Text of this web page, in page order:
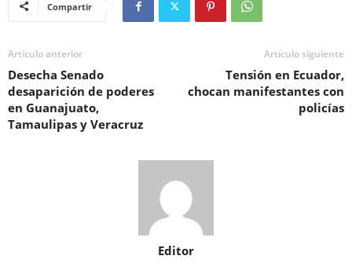
Compartir
Artículo anterior
Desecha Senado
desaparición de poderes
en Guanajuato,
Tamaulipas y Veracruz
Artículo siguiente
Tensión en Ecuador,
chocan manifestantes con
policías
Editor